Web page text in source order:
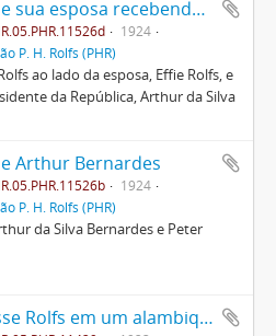
P. H. Rolfs e sua esposa recebendo Arthur Bernardes
1924
P. H. Rolfs (PHR)
ao lado da esposa, Effie Rolfs, e
da República, Arthur da Silva
e Arthur Bernardes
1924
P. H. Rolfs (PHR)
da Silva Bernardes e Peter
Miss Clarisse Rolfs em um alambique